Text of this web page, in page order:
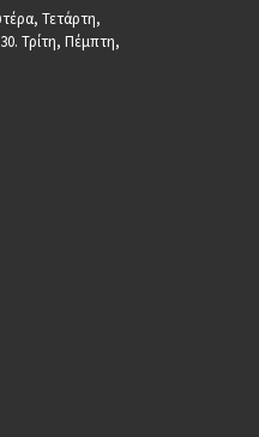
Τετάρτη,
Τρίτη, Πέμπτη,